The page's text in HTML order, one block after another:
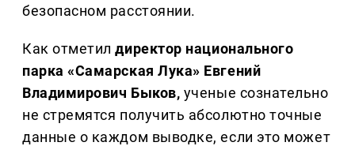
безопасном расстоянии.
Как отметилдиректор национального
парка «Самарская Лука» Евгений
Владимирович Быков, ученые сознательно
не стремятся получить абсолютно точные
данные о каждом выводке, если это может